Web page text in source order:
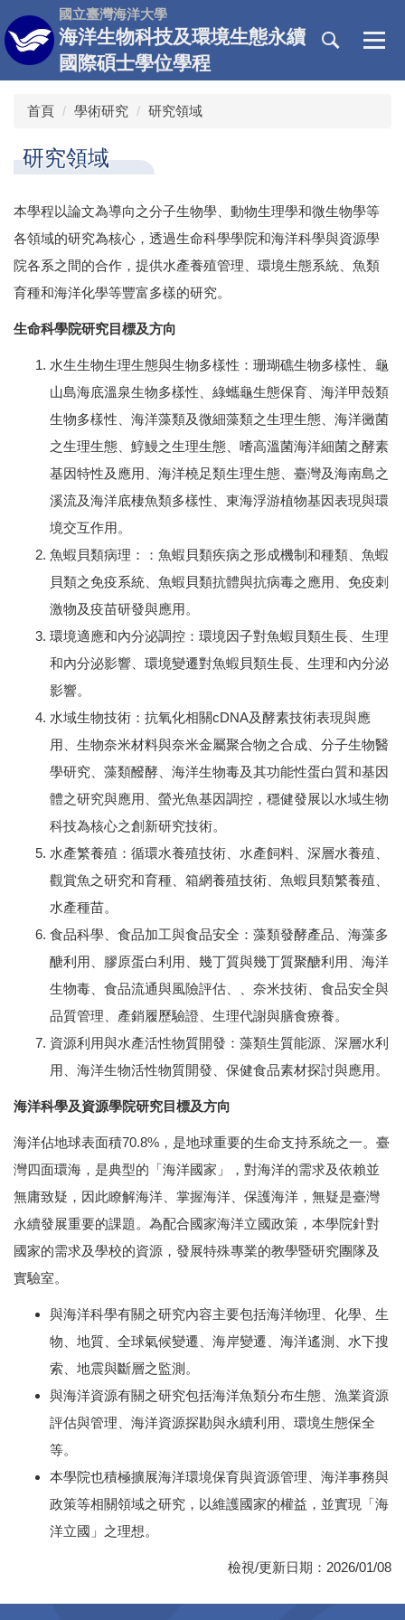
跳
到
主
國立臺灣海洋大學
海洋生物科技及環境生態永續
國際碩士學位學程
首頁 學術研究 研究領域
研究領域
本學程以論文為導向之分子生物學、動物生理學和微生物學等
各領域的研究為核心，透過生命科學學院和海洋科學與資源學
院各系之間的合作，提供水產養殖管理、環境生態系統、魚類
育種和海洋化學等豐富多樣的研究。
生命科學院研究目標及方向
水生生物生理生態與生物多樣性：珊瑚礁生物多樣性、龜
山島海底溫泉生物多樣性、綠蠵龜生態保育、海洋甲殼類
生物多樣性、海洋藻類及微細藻類之生理生態、海洋黴菌
之生理生態、鯙鰻之生理生態、嗜高溫菌海洋細菌之酵素
基因特性及應用、海洋橈足類生理生態、臺灣及海南島之
溪流及海洋底棲魚類多樣性、東海浮游植物基因表現與環
境交互作用。
魚蝦貝類病理：：魚蝦貝類疾病之形成機制和種類、魚蝦
貝類之免疫系統、魚蝦貝類抗體與抗病毒之應用、免疫刺
激物及疫苗研發與應用。
環境適應和內分泌調控：環境因子對魚蝦貝類生長、生理
和內分泌影響、環境變遷對魚蝦貝類生長、生理和內分泌
影響。
水域生物技術：抗氧化相關cDNA及酵素技術表現與應
用、生物奈米材料與奈米金屬聚合物之合成、分子生物醫
學研究、藻類醱酵、海洋生物毒及其功能性蛋白質和基因
體之研究與應用、螢光魚基因調控，穩健發展以水域生物
科技為核心之創新研究技術。
水產繁養殖：循環水養殖技術、水產飼料、深層水養殖、
觀賞魚之研究和育種、箱網養殖技術、魚蝦貝類繁養殖、
水產種苗。
食品科學、食品加工與食品安全：藻類發酵產品、海藻多
醣利用、膠原蛋白利用、幾丁質與幾丁質聚醣利用、海洋
生物毒、食品流通與風險評估、、奈米技術、食品安全與
品質管理、產銷履歷驗證、生理代謝與膳食療養。
資源利用與水產活性物質開發：藻類生質能源、深層水利
用、海洋生物活性物質開發、保健食品素材探討與應用。
海洋科學及資源學院研究目標及方向
海洋佔地球表面積70.8%，是地球重要的生命支持系統之一。臺
灣四面環海，是典型的「海洋國家」，對海洋的需求及依賴並
無庸致疑，因此瞭解海洋、掌握海洋、保護海洋，無疑是臺灣
永續發展重要的課題。為配合國家海洋立國政策，本學院針對
國家的需求及學校的資源，發展特殊專業的教學暨研究團隊及
實驗室。
與海洋科學有關之研究內容主要包括海洋物理、化學、生
物、地質、全球氣候變遷、海岸變遷、海洋遙測、水下搜
索、地震與斷層之監測。
與海洋資源有關之研究包括海洋魚類分布生態、漁業資源
評估與管理、海洋資源探勘與永續利用、環境生態保全
等。
本學院也積極擴展海洋環境保育與資源管理、海洋事務與
政策等相關領域之研究，以維護國家的權益，並實現「海
洋立國」之理想。
檢視/更新日期：2026/01/08